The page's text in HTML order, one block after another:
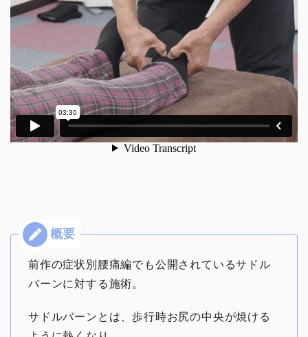
前作の症状別腰痛編でも公開されているサドル
バーンに対する施術。
サドルバーンとは、歩行時お尻の中央が焼ける